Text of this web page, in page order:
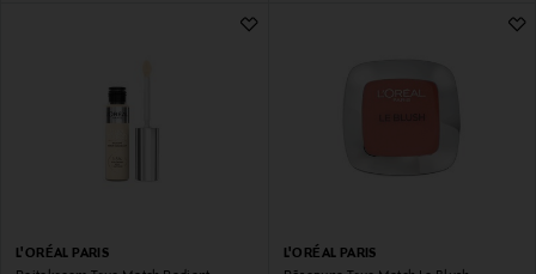
L'ORÉAL PARIS
L'ORÉAL PARIS